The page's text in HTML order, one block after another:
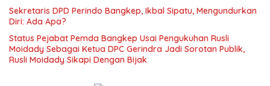
Sekretaris DPD Perindo Bangkep, Ikbal Sipatu, Mengundurkan
Diri: Ada Apa?
Status Pejabat Pemda Bangkep Usai Pengukuhan Rusli
Moidady Sebagai Ketua DPC Gerindra Jadi Sorotan Publik,
Rusli Moidady Sikapi Dengan Bijak